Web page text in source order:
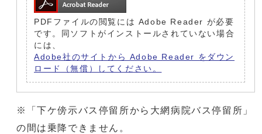
PDFファイルの閲覧には Adobe Reader が必要
です。同ソフトがインストールされていない場合
には、
Adobe社のサイトから Adobe Reader をダウン
ロード（無償）してください。
※「下ケ傍示バス停留所から大網病院バス停留所」
の間は乗降できません。